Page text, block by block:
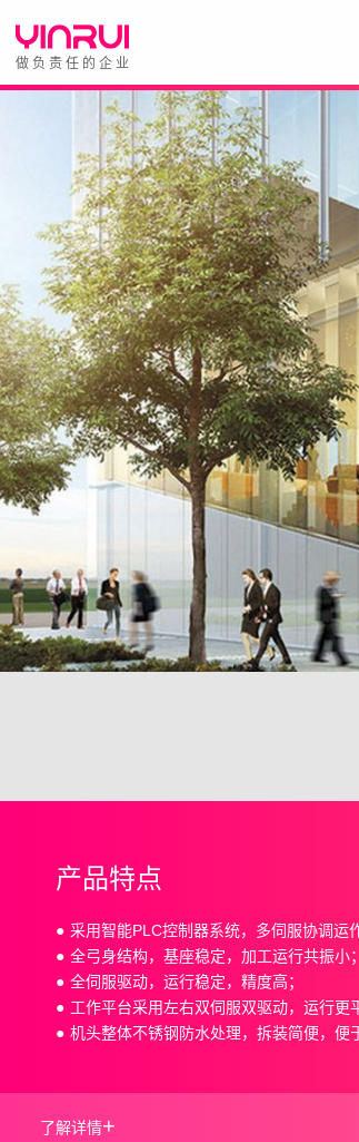
做负责任的企业
产品特点
采用智能PLC控制器系统，多伺服协调运
全弓身结构，基座稳定，加工运行共振小；
全伺服驱动，运行稳定，精度高；
工作平台采用左右双伺服双驱动，运行更
机头整体不锈钢防水处理，拆装简便，便
了解详情+